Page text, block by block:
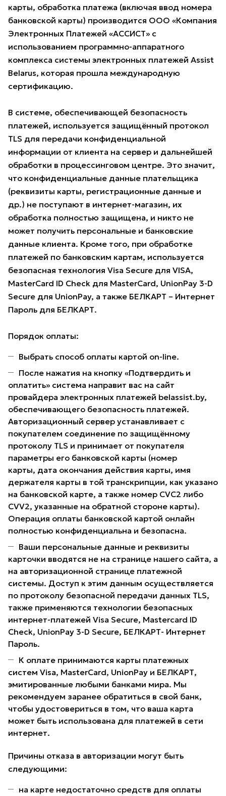
карты, обработка платежа (включая ввод номера
банковской карты) производится ООО «Компания
Электронных Платежей «АССИСТ» с
использованием программно-аппаратного
комплекса системы электронных платежей Assist
Belarus, которая прошла международную
сертификацию.
В системе, обеспечивающей безопасность
платежей, используется защищённый протокол
TLS для передачи конфиденциальной
информации от клиента на сервер и дальнейшей
обработки в процессинговом центре. Это значит,
что конфиденциальные данные плательщика
(реквизиты карты, регистрационные данные и
др.) не поступают в интернет-магазин, их
обработка полностью защищена, и никто не
может получить персональные и банковские
данные клиента. Кроме того, при обработке
платежей по банковским картам, используется
безопасная технология Visa Secure для VISA,
MasterCard ID Check для MasterCard, UnionPay 3-D
Secure для UnionPay, а также БЕЛКАРТ – Интернет
Пароль для БЕЛКАРТ.
Порядок оплаты:
Выбрать способ оплаты картой on-line.
После нажатия на кнопку «Подтвердить и
оплатить» система направит вас на сайт
провайдера электронных платежей belassist.by,
обеспечивающего безопасность платежей.
Авторизационный сервер устанавливает с
покупателем соединение по защищённому
протоколу TLS и принимает от покупателя
параметры его банковской карты (номер
карты, дата окончания действия карты, имя
держателя карты в той транскрипции, как указано
на банковской карте, а также номер CVC2 либо
CVV2, указанные на обратной стороне карты).
Операция оплаты банковской картой онлайн
полностью конфиденциальна и безопасна.
Ваши персональные данные и реквизиты
карточки вводятся не на странице нашего сайта, а
на авторизационной странице платежной
системы. Доступ к этим данным осуществляется
по протоколу безопасной передачи данных TLS,
также применяются технологии безопасных
интернет-платежей Visa Secure, Mastercard ID
Check, UnionPay 3-D Secure, БЕЛКАРТ- Интернет
Пароль.
К оплате принимаются карты платежных
систем Visa, MasterCard, UnionPay и БЕЛКАРТ,
эмитированные любыми банками мира. Мы
рекомендуем заранее обратиться в свой банк,
чтобы удостовериться в том, что ваша карта
может быть использована для платежей в сети
интернет.
Причины отказа в авторизации могут быть
следующими:
на карте недостаточно средств для оплаты